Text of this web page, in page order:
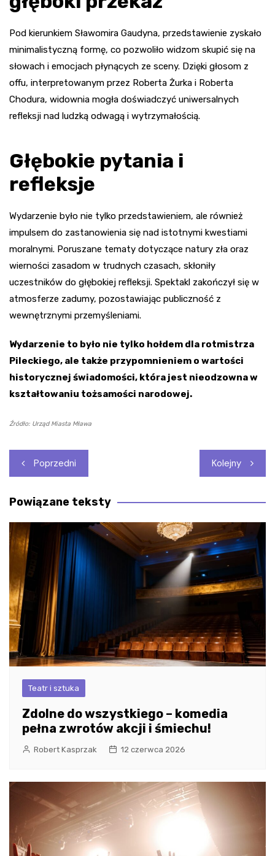
Pod kierunkiem Sławomira Gaudyna, przedstawienie zyskało
minimalistyczną formę, co pozwoliło widzom skupić się na
słowach i emocjach płynących ze sceny. Dzięki głosom z
offu, interpretowanym przez Roberta Żurka i Roberta
Chodura, widownia mogła doświadczyć uniwersalnych
refleksji nad ludzką odwagą i wytrzymałością.
Głębokie pytania i
refleksje
Wydarzenie było nie tylko przedstawieniem, ale również
impulsem do zastanowienia się nad istotnymi kwestiami
moralnymi. Poruszane tematy dotyczące natury zła oraz
wierności zasadom w trudnych czasach, skłoniły
uczestników do głębokiej refleksji. Spektakl zakończył się w
atmosferze zadumy, pozostawiając publiczność z
wewnętrznymi przemyśleniami.
Wydarzenie to było nie tylko hołdem dla rotmistrza
Pileckiego, ale także przypomnieniem o wartości
historycznej świadomości, która jest nieodzowna w
kształtowaniu tożsamości narodowej.
Źródło: Urząd Miasta Mława
Nawigacja
wpisu
Poprzedni Kolejny
Powiązane teksty
Teatr i sztuka
Zdolne do wszystkiego – komedia
pełna zwrotów akcji i śmiechu!
Robert Kasprzak 12 czerwca 2026